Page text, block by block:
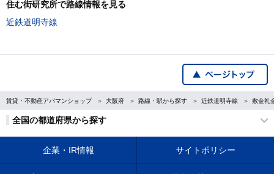
住む街研究所で路線情報を見る
近鉄道明寺線
賃貸・不動産アパマンショップ 大阪府 路線・駅から探す 近鉄道明寺線 敷金礼
全国の都道府県から探す
企業・IR情報 サイトポリシー